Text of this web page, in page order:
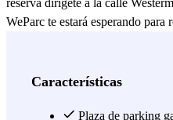
WeParc te estará esperando
¿Qué puedes encontrar por esta
canales más famosos de
Características
Plaza de parking